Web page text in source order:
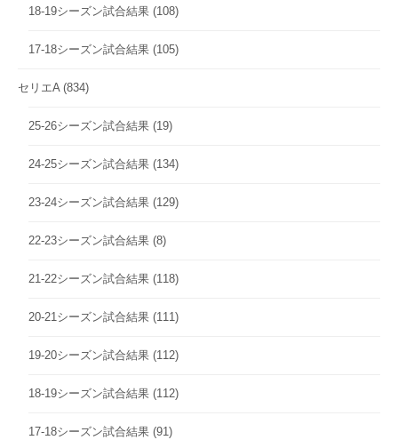
18-19シーズン試合結果 (108)
17-18シーズン試合結果 (105)
セリエA(834)
25-26シーズン試合結果 (19)
24-25シーズン試合結果 (134)
23-24シーズン試合結果 (129)
22-23シーズン試合結果 (8)
21-22シーズン試合結果 (118)
20-21シーズン試合結果 (111)
19-20シーズン試合結果 (112)
18-19シーズン試合結果 (112)
17-18シーズン試合結果 (91)